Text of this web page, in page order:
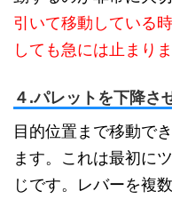
引いて移動している
しても急には止まり
４.パレットを下降さ
目的位置まで移動で
ます。これは最初に
じです。レバーを複